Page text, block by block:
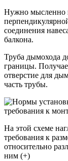
Нужно мысленно
соединения
балкона.
Труба дымохода
границы.
отверстие для
часть трубы.
На этой схеме
требования к
относительно
ним (+)